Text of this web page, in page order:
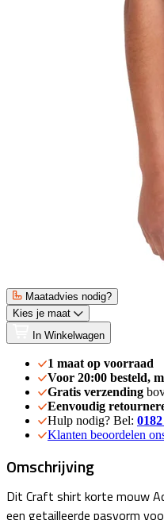
Maatadvies nodig?
Kies je maat
In Winkelwagen
1 maat op voorraad
Voor 20:00 besteld,
Gratis verzending
Eenvoudig
Hulp nodig? Bel:
Klanten beoordelen
Omschrijving
Dit Craft shirt korte mouw
een getailleerde pasvorm